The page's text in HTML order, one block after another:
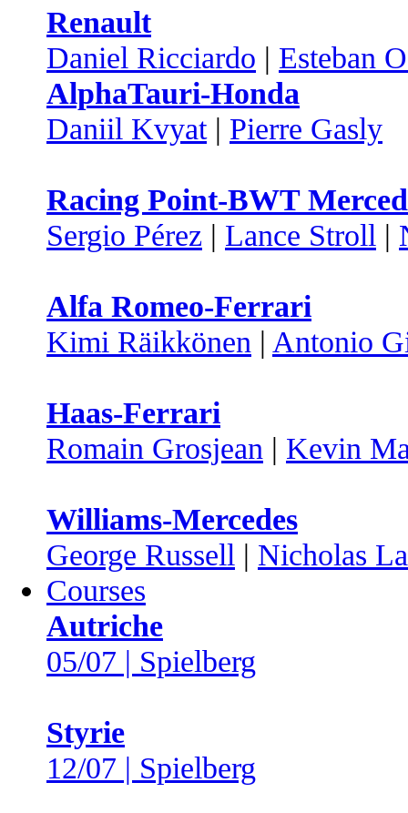
Renault
Daniel Ricciardo | Esteban
AlphaTauri-Honda
Daniil Kvyat| Pierre Gasly
Racing Point-BWT
Sergio Pérez | Lance Stroll |
Alfa Romeo-Ferrari
Kimi Räikkönen | Antonio
Haas-Ferrari
Romain Grosjean | Kevin
Williams-Mercedes
George Russell | Nicholas
Courses
Autriche
05/07 | Spielberg
Styrie
12/07 | Spielberg